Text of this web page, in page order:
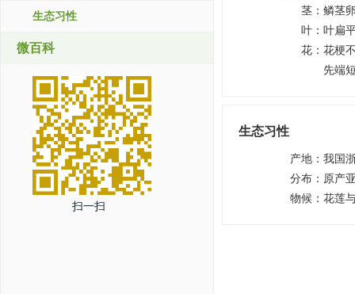
生态习性
微百科
扫一扫
茎 ： 鳞茎
叶 ： 叶扁
花 ： 花梗
先端
生态习性
产地 ： 我国
分布 ： 原产
物候 ： 花莲